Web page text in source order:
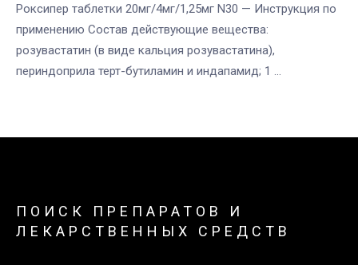
Роксипер таблетки 20мг/4мг/1,25мг N30 — Инструкция по
применению Состав действующие вещества:
розувастатин (в виде кальция розувастатина),
периндоприла терт-бутиламин и индапамид; 1 ...
ПОИСК ПРЕПАРАТОВ И
ЛЕКАРСТВЕННЫХ СРЕДСТВ